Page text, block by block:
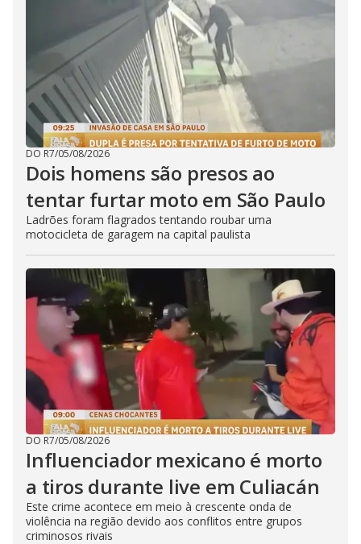
DO R7/05/08/2026
Dois homens são presos ao
tentar furtar moto em São Paulo
Ladrões foram flagrados tentando roubar uma
motocicleta de garagem na capital paulista
DO R7/05/08/2026
Influenciador mexicano é morto
a tiros durante live em Culiacán
Este crime acontece em meio à crescente onda de
violência na região devido aos conflitos entre grupos
criminosos rivais